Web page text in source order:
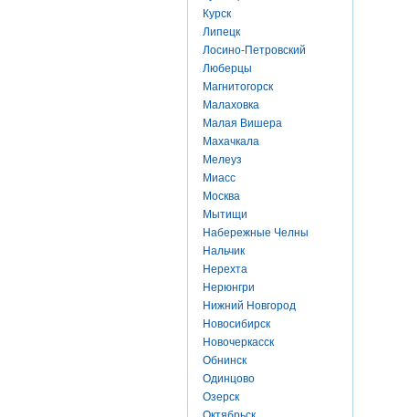
Курск
Липецк
Лосино-Петровский
Люберцы
Магнитогорск
Малаховка
Малая Вишера
Махачкала
Мелеуз
Миасс
Москва
Мытищи
Набережные Челны
Нальчик
Нерехта
Нерюнгри
Нижний Новгород
Новосибирск
Новочеркасск
Обнинск
Одинцово
Озерск